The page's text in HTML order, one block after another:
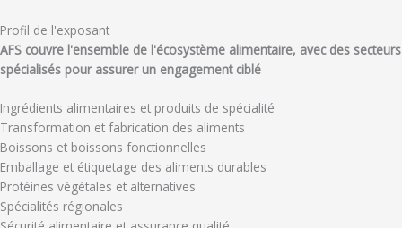
Profil de l'exposant
AFS couvre l'ensemble de l'écosystème alimentaire, avec des secteurs
spécialisés pour assurer un engagement ciblé
Ingrédients alimentaires et produits de spécialité
Transformation et fabrication des aliments
Boissons et boissons fonctionnelles
Emballage et étiquetage des aliments durables
Protéines végétales et alternatives
Spécialités régionales